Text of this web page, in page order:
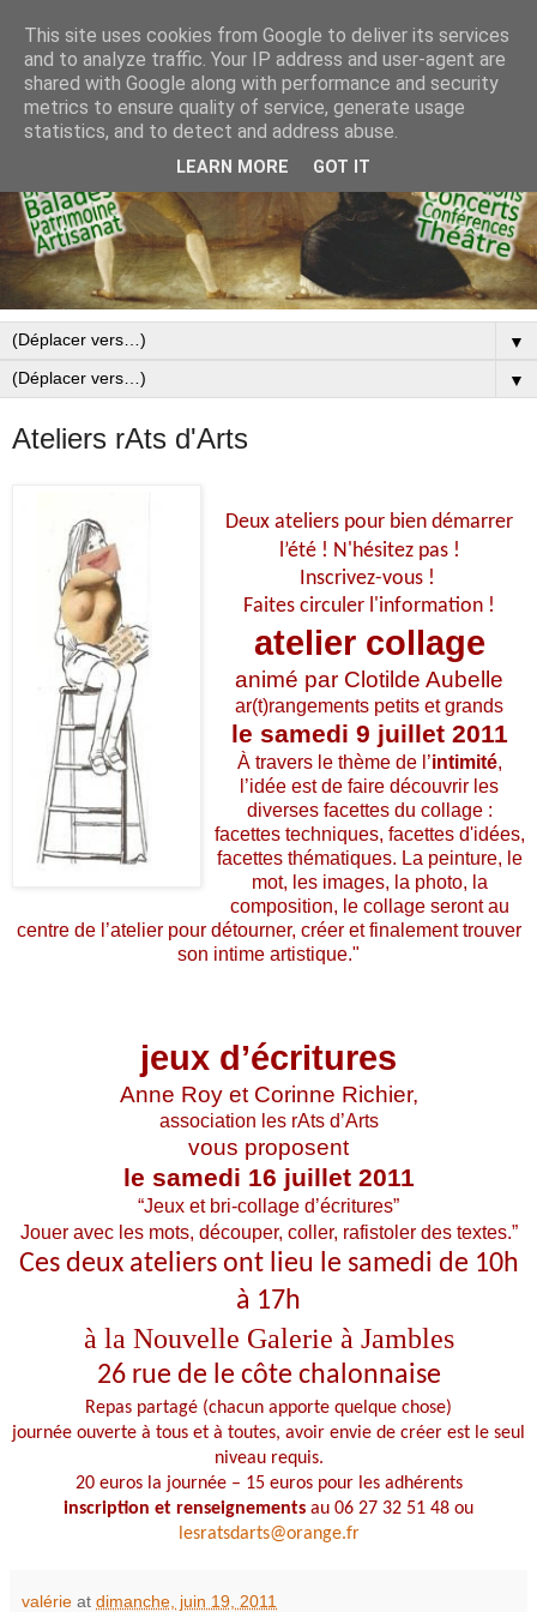
▼
▼
Ateliers rAts d'Arts
Deux ateliers pour bien démarrer
l’été ! N'hésitez pas !
Inscrivez-vous !
Faites circuler l'information !
atelier collage
animé par Clotilde Aubelle
ar(t)rangements petits et grands
le samedi 9 juillet 2011
À travers le thème de l’intimité,
l’idée est de faire découvrir les
diverses facettes du collage :
facettes techniques, facettes d'idées,
facettes thématiques. La peinture, le
mot, les images, la photo, la
composition, le collage seront au
centre de l’atelier pour détourner, créer et finalement trouver
son intime artistique."
jeux d’écritures
Anne Roy et Corinne Richier,
association les rAts d’Arts
vous proposent
le samedi 16 juillet 2011
“Jeux et bri-collage d’écritures”
Jouer avec les mots, découper, coller, rafistoler des textes.”
Ces deux ateliers ont lieu le samedi de 10h
à 17h
à la Nouvelle Galerie à Jambles
26 rue de le côte chalonnaise
Repas partagé (chacun apporte quelque chose)
journée ouverte à tous et à toutes, avoir envie de créer est le seul
niveau requis.
20 euros la journée – 15 euros pour les adhérents
inscription et renseignements au 06 27 32 51 48 ou
lesratsdarts@orange.fr
valérie at dimanche, juin 19, 2011
This site uses cookies from Google to deliver its services
and to analyze traffic. Your IP address and user-agent are
shared with Google along with performance and security
metrics to ensure quality of service, generate usage
statistics, and to detect and address abuse.
LEARN MORE GOT IT